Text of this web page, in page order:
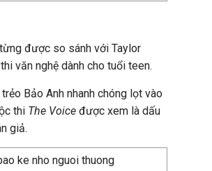
được so sánh với Taylor
văn nghệ dành cho tuổi teen.
Bảo Anh nhanh chóng lọt vào
thi The Voice được xem là dấu
giả.